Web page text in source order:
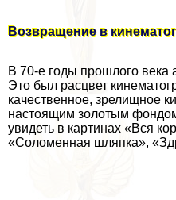
Возвращение в
В 70-е годы прошлого века
Это был расцвет
качественное, зрелищное
настоящим золотым
увидеть в картинах «Вся
«Соломенная шляпка»,